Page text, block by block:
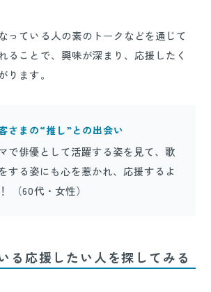
っている人の素のトークなどを通じて
ることで、興味が深まり、応援したく
ります。
さまの“推し”との出会い
で俳優として活躍する姿を見て、歌
する姿にも心を惹かれ、応援するよ
（60代・女性）
る応援したい人を探してみる